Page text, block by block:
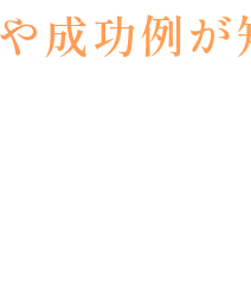
成功例が